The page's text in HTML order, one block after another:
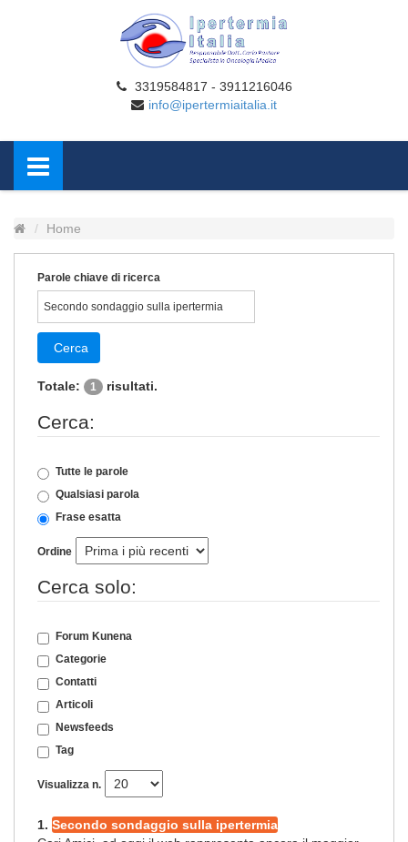
3319584817 - 3911216046
info@ipertermiaitalia.it
Home
Parole chiave di ricerca
Cerca
Totale: 1 risultati.
Cerca:
Tutte le parole
Qualsiasi parola
Frase esatta
Ordine
Cerca solo:
Forum Kunena
Categorie
Contatti
Articoli
Newsfeeds
Tag
Visualizza n.
1. Secondo sondaggio sulla ipertermia